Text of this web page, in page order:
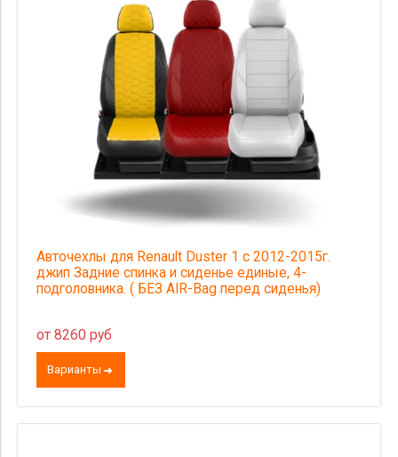
Авточехлы для Renault Duster 1 с 2012-2015г.
джип Задние спинка и сиденье единые, 4-
подголовника. ( БЕЗ AIR-Bag перед сиденья)
от 8260 руб
Варианты